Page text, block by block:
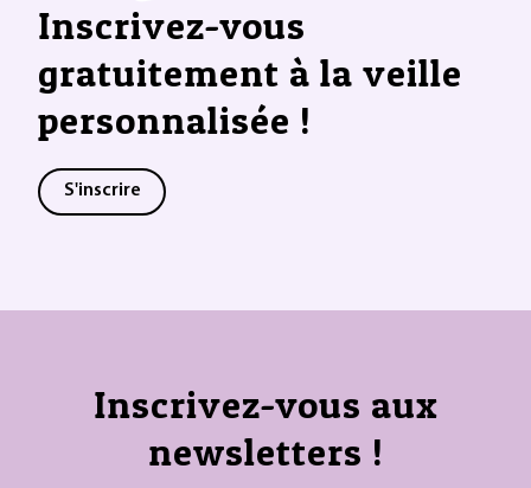
Inscrivez-vous
gratuitement à la veille
personnalisée !
S'inscrire
Inscrivez-vous aux
newsletters !